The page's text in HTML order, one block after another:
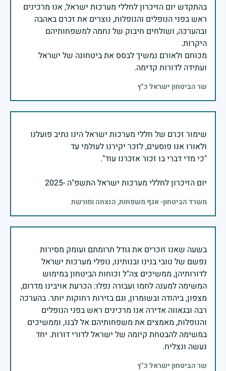
בהתקדש יום הזיכרון לחללי מערכות ישראל, אנו מרכינים
ראש בפני הנופלים והנופלות, נוצרים את זכרם באהבה
ובהערכה, ושולחים חיבוק של נחמה למשפחותיהם
מכוחם ולאורם נמשיך לבסס את ביטחונה של ישראל
ועתידה לדורות קדימה.
שר הביטחון ישראל כ"ץ
שימור זכרם של חללי מערכות ישראל הינו נתיב פועלנו
יום הזיכרון לחללי מערכות ישראל התשפ"ה -2025
משרד הביטחון- אגף משפחות, הנצחה ומורשת
בשעה שאנו זוכרים את גודל תרומתם ועומק מסירות
נפשם של טובי בנינו ובנותינו, נופלי מערכות ישראל
לדורותיהן, ממשיכים צה"ל וכוחות הביטחון במימוש
המשימה למענה לחמו ועבורה נפלו: הכרעת אויבינו מדרום,
מצפון, ביהודה ובשומרון, וגם בזירות רחוקות יותר. בהערכה
רבה ובגאווה אדירה אנו מרכינים ראש בפני הנופלים
והנופלות, מאמצים את משפחותיהם אל לבנו, וממשיכים
במשימה להבטחת קיומה של ישראל לדורי דורות. יחד
נעשה ונצליח.
שר הביטחון ישראל כ"ץ